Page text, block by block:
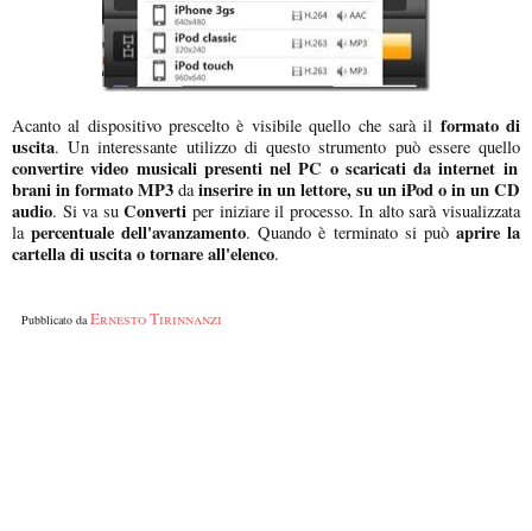
Acanto al dispositivo prescelto è visibile quello che sarà il formato di
uscita. Un interessante utilizzo di questo strumento può essere quello
convertire video musicali presenti nel PC o scaricati da internet in
brani in formato MP3 dainserire in un lettore, su un iPod o in un CD
audio. Si va suConverti per iniziare il processo. In alto sarà visualizzata
lapercentuale dell'avanzamento. Quando è terminato si può aprire la
cartella di uscita o tornare all'elenco.
Pubblicato daErnesto Tirinnanzi